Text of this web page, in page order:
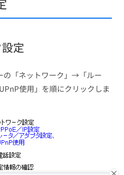
定
の「ネットワーク」→「ルー
使用」を順にクリックしま